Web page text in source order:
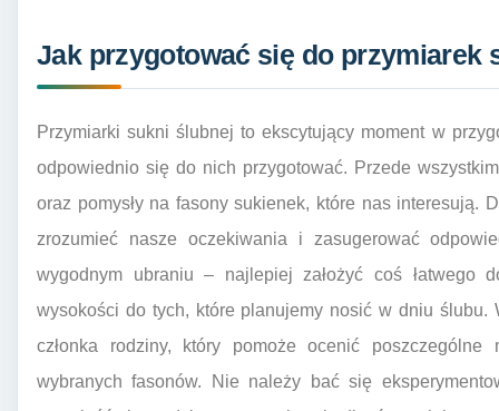
Jak przygotować się do przymiarek
Przymiarki sukni ślubnej to ekscytujący moment w
odpowiednio się do nich przygotować. Przede
oraz pomysły na fasony sukienek, które nas interesują.
zrozumieć nasze oczekiwania i zasugerować
wygodnym ubraniu – najlepiej założyć coś łatwego
wysokości do tych, które planujemy nosić w dniu ślubu.
członka rodziny, który pomoże ocenić
wybranych fasonów. Nie należy bać się